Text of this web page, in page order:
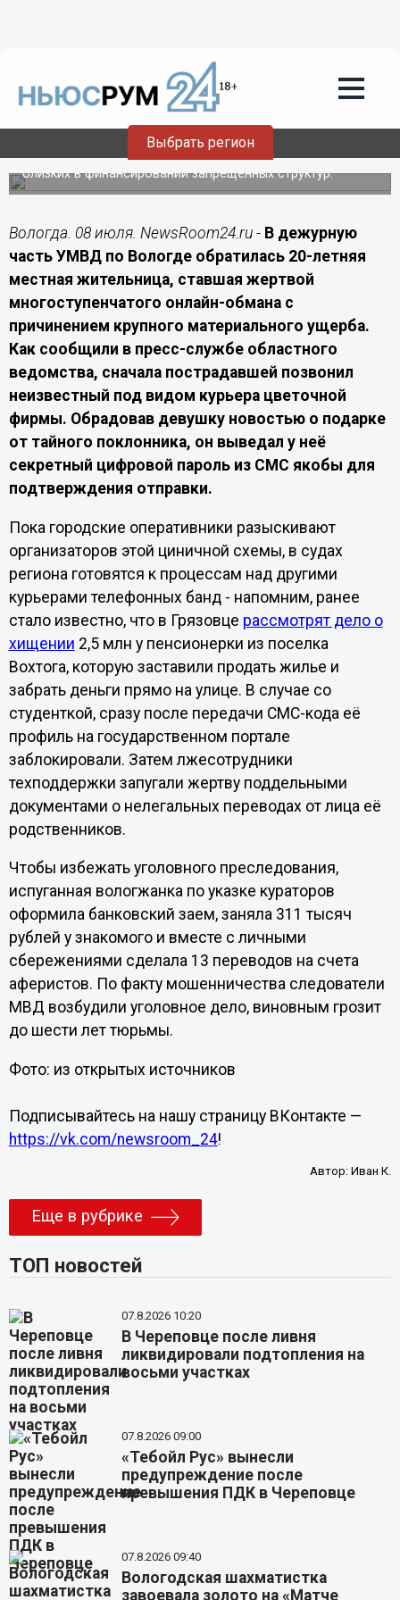
Выбрать регион
Вологодская студентка лишилась 804
тысяч рублей после звонка о доставке
Телефонные аферисты взломали аккаунт девушки на
«Госуслугах» с помощью СМС-кода и обвинили её
близких в финансировании запрещенных структур.
Вологда. 08 июля. NewsRoom24.ru - В дежурную
часть УМВД по Вологде обратилась 20-летняя
местная жительница, ставшая жертвой
многоступенчатого онлайн-обмана с
причинением крупного материального ущерба.
Как сообщили в пресс-службе областного
ведомства, сначала пострадавшей позвонил
неизвестный под видом курьера цветочной
фирмы. Обрадовав девушку новостью о подарке
от тайного поклонника, он выведал у неё
секретный цифровой пароль из СМС якобы для
подтверждения отправки.
Пока городские оперативники разыскивают
организаторов этой циничной схемы, в судах
региона готовятся к процессам над другими
курьерами телефонных банд - напомним, ранее
стало известно, что в Грязовце рассмотрят дело о
хищении 2,5 млн у пенсионерки из поселка
Вохтога, которую заставили продать жилье и
забрать деньги прямо на улице. В случае со
студенткой, сразу после передачи СМС-кода её
профиль на государственном портале
заблокировали. Затем лжесотрудники
техподдержки запугали жертву поддельными
документами о нелегальных переводах от лица её
родственников.
Чтобы избежать уголовного преследования,
испуганная вологжанка по указке кураторов
оформила банковский заем, заняла 311 тысяч
рублей у знакомого и вместе с личными
сбережениями сделала 13 переводов на счета
аферистов. По факту мошенничества следователи
МВД возбудили уголовное дело, виновным грозит
до шести лет тюрьмы.
Фото: из открытых источников
Подписывайтесь на нашу страницу ВКонтакте —
https://vk.com/newsroom_24!
Автор:Иван К.
Еще в рубрике
ТОП новостей
07.8.2026 10:20
В Череповце после ливня
ликвидировали подтопления на
восьми участках
07.8.2026 09:00
«Тебойл Рус» вынесли
предупреждение после
превышения ПДК в Череповце
07.8.2026 09:40
Вологодская шахматистка
завоевала золото на «Матче